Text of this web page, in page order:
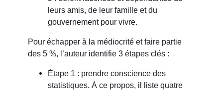
leurs amis, de leur famille et du
gouvernement pour vivre.
Pour échapper à la médiocrité et faire partie
des 5 %, l’auteur identifie 3 étapes clés :
Étape 1 : prendre conscience des
statistiques. À ce propos, il liste quatre